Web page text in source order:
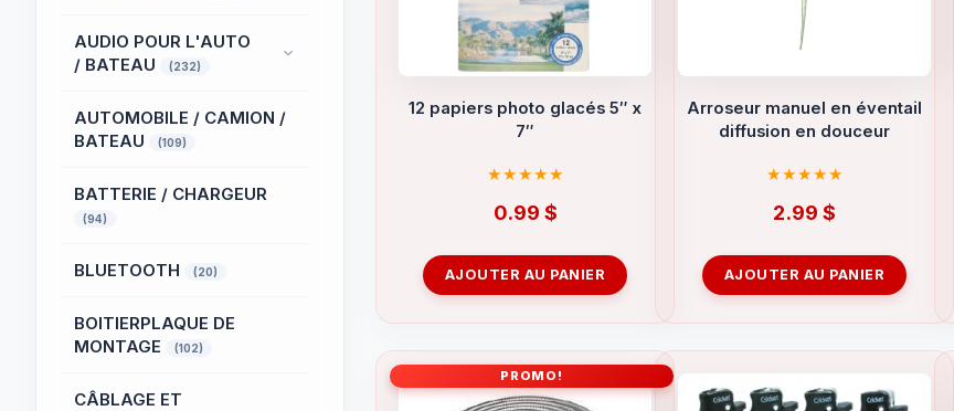
AUDIO POUR L'AUTO
/ BATEAU
(232)
AUTOMOBILE / CAMION /
BATEAU
(109)
BATTERIE / CHARGEUR
(94)
BLUETOOTH (20)
BOITIERPLAQUE DE
MONTAGE
(102)
CÂBLAGE ET
12 papiers photo glacés 5″ x
7″
0.99 $
AJOUTER AU PANIER
Arroseur manuel en éventail
diffusion en douceur
2.99 $
AJOUTER AU PANIER
PROMO!